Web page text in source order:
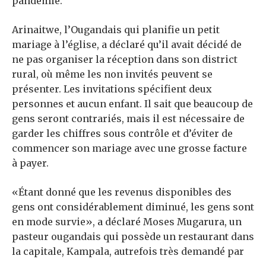
Arinaitwe, l’Ougandais qui planifie un petit
mariage à l’église, a déclaré qu’il avait décidé de
ne pas organiser la réception dans son district
rural, où même les non invités peuvent se
présenter. Les invitations spécifient deux
personnes et aucun enfant. Il sait que beaucoup de
gens seront contrariés, mais il est nécessaire de
garder les chiffres sous contrôle et d’éviter de
commencer son mariage avec une grosse facture
à payer.
«Étant donné que les revenus disponibles des
gens ont considérablement diminué, les gens sont
en mode survie», a déclaré Moses Mugarura, un
pasteur ougandais qui possède un restaurant dans
la capitale, Kampala, autrefois très demandé par